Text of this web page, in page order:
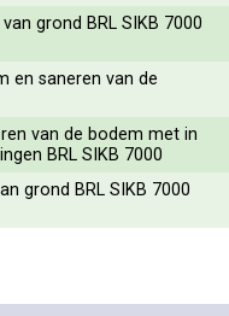
grond BRL SIKB 7000
en saneren van de
van de bodem met in
BRL SIKB 7000
grond BRL SIKB 7000